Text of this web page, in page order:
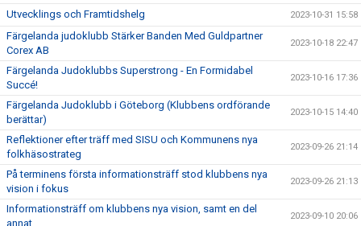
Utvecklings och Framtidshelg 2023-10-31 15:58
Färgelanda judoklubb Stärker Banden Med Guldpartner
Corex AB
2023-10-18 22:47
Färgelanda Judoklubbs Superstrong - En Formidabel
Succé!
2023-10-16 17:36
Färgelanda Judoklubb i Göteborg (Klubbens ordförande
berättar)
2023-10-15 14:40
Reflektioner efter träff med SISU och Kommunens nya
folkhäsostrateg
2023-09-26 21:14
På terminens första informationsträff stod klubbens nya
vision i fokus
2023-09-26 21:13
Informationsträff om klubbens nya vision, samt en del
annat
2023-09-10 20:06